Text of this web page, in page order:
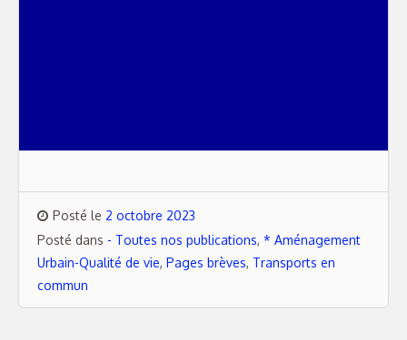
Posté le 2 octobre 2023
Posté dans - Toutes nos publications, * Aménagement
Urbain-Qualité de vie, Pages brèves, Transports en
commun